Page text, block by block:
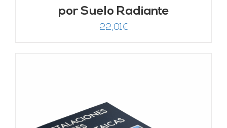
por Suelo Radiante
22,01€